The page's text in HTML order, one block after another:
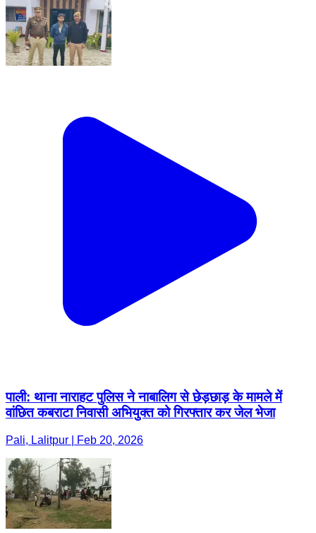
पाली: थाना नाराहट पुलिस ने नाबालिग से छेड़छाड़ के मामले में
वांछित कबराटा निवासी अभियुक्त को गिरफ्तार कर जेल भेजा
Pali, Lalitpur | Feb 20, 2026